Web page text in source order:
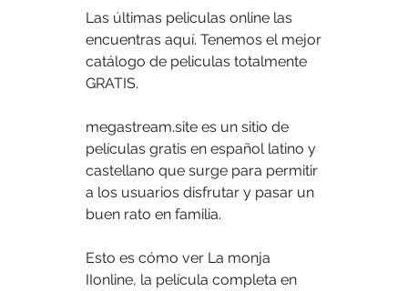
Las últimas peliculas online las
encuentras aquí. Tenemos el mejor
catálogo de peliculas totalmente
GRATIS.
megastream.site es un sitio de
películas gratis en español latino y
castellano que surge para permitir
a los usuarios disfrutar y pasar un
buen rato en familia.
Esto es cómo ver La monja
IIonline, la película completa en